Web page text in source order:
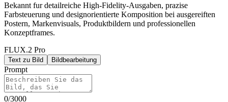
Bekannt fur detailreiche High-Fidelity-Ausgaben, prazise
Farbsteuerung und designorientierte Komposition bei ausgereiften
Postern, Markenvisuals, Produktbildern und professionellen
Konzeptframes.
FLUX.2 Pro
Text zu Bild Bildbearbeitung
Prompt
0/3000